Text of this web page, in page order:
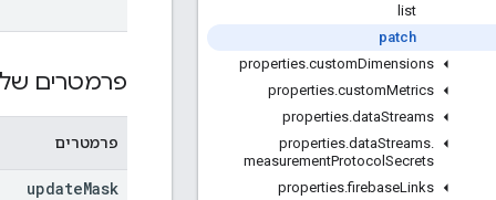
list
patch
properties.customDimensions
properties.customMetrics
properties.dataStreams
properties.dataStreams.
measurementProtocol Secrets
properties.firebaseLinks
פרמטרים
פרמטרים
updateMask